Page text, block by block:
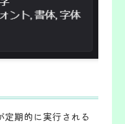
期的に実行される